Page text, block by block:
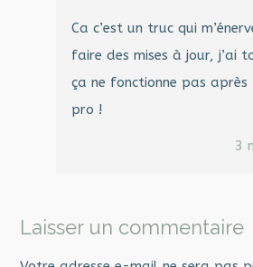
Ca c’est un truc qui
faire des mises à jour, j’ai
ça ne fonctionne pas après
pro !
3
Laisser un commentaire